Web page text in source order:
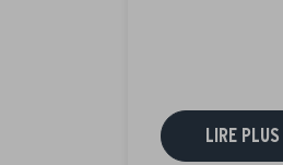
LIRE PLUS